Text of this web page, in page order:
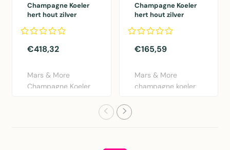
Champagne Koeler
hert hout zilver
€418,32
Mars & More
Champagne Koeler
Champagne Koeler
hert hout zilver
€165,59
Mars & More
champagne koeler